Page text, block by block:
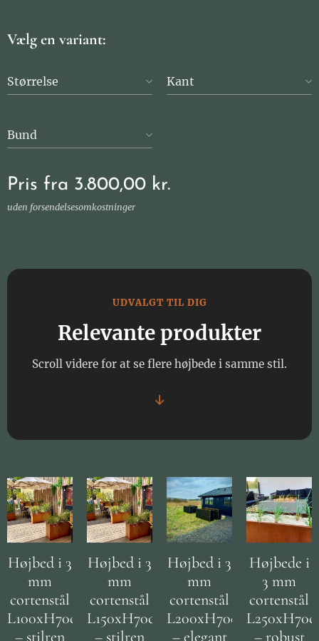
Vælg en variant:
Størrelse Kant
Bund
Pris fra 3.800,00 kr.
uden forsendelsesomkostninger
UDVALGT TIL DIG
Relevante produkter
Scroll videre for at se flere højbede i samme stil.
↓
Højbed i 3
mm
cortenstål
L100xH70cm
– stilren
Højbed i 3
mm
cortenstål
L150xH70cm
– stilren
Højbed i 3
mm
cortenstål
L200xH70cm
– elegant
Højbede i
3 mm
cortenstål
– robust